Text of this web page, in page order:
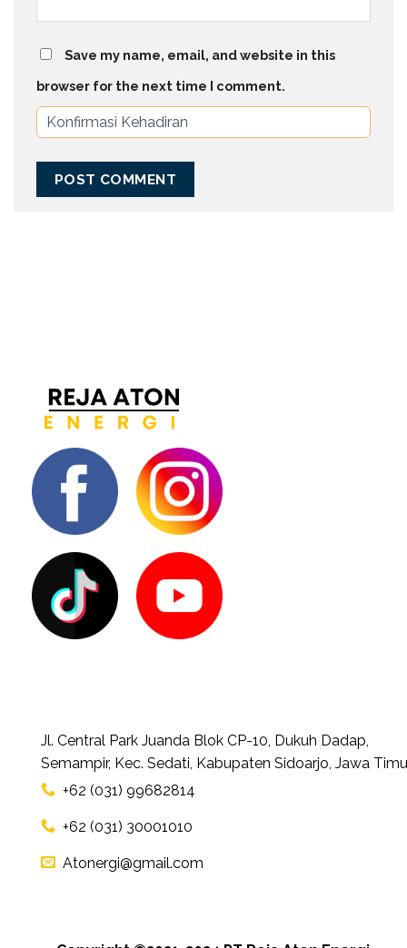
Save my name, email, and website in this
browser for the next time I comment.
Jl. Central Park Juanda Blok CP-10, Dukuh Dadap,
Semampir, Kec. Sedati, Kabupaten Sidoarjo, Jawa
+62 (031) 99682814
+62 (031) 30001010
Atonergi@gmail.com